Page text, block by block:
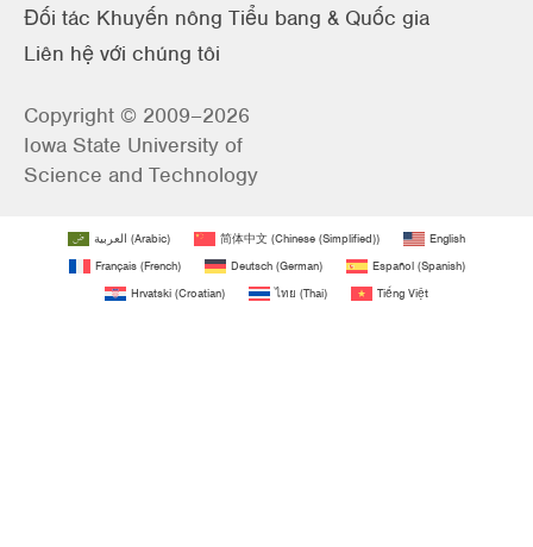
Đối tác Khuyến nông Tiểu bang & Quốc gia
Liên hệ với chúng tôi
Copyright © 2009–2026
Iowa State University of
Science and Technology
العربية (Arabic) 简体中文 (Chinese (Simplified))
English
Français(French) Deutsch(German) Español(Spanish)
Hrvatski (Croatian) ไทย (Thai) Tiếng Việt